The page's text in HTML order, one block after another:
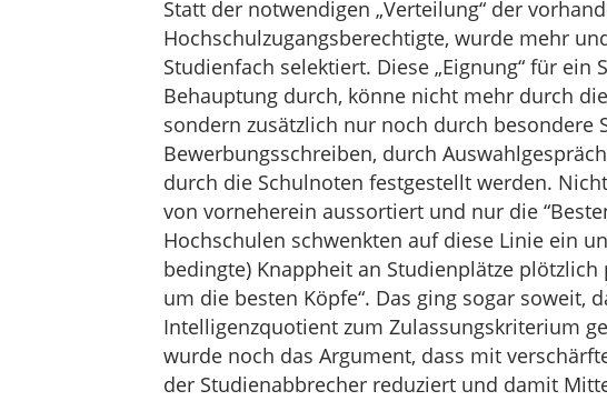
Statt der notwendigen „Verteilung“ der
Hochschulzugangsberechtigte, wurde mehr
Studienfach selektiert. Diese „Eignung“ für ein
Behauptung durch, könne nicht mehr durch
sondern zusätzlich nur noch durch besondere
Bewerbungsschreiben, durch
durch die Schulnoten festgestellt werden.
von vorneherein aussortiert und nur die
Hochschulen schwenkten auf diese Linie ein
bedingte) Knappheit an Studienplätze
um die besten Köpfe“. Das ging sogar soweit,
Intelligenzquotient zum Zulassungskriterium
wurde noch das Argument, dass mit
der Studienabbrecher reduziert und damit